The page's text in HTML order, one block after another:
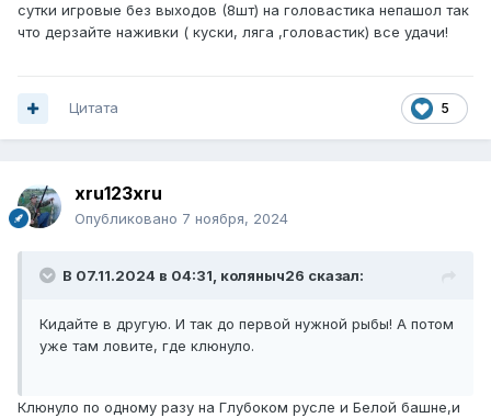
сутки игровые без выходов (8шт) на головастика непашол так
что дерзайте наживки ( куски, ляга ,головастик) все удачи!
5
Цитата
xru123xru
Опубликовано 7 ноября, 2024
В 07.11.2024 в 04:31, коляныч26 сказал:
Кидайте в другую. И так до первой нужной рыбы! А потом
уже там ловите, где клюнуло.
Клюнуло по одному разу на Глубоком русле и Белой башне,и